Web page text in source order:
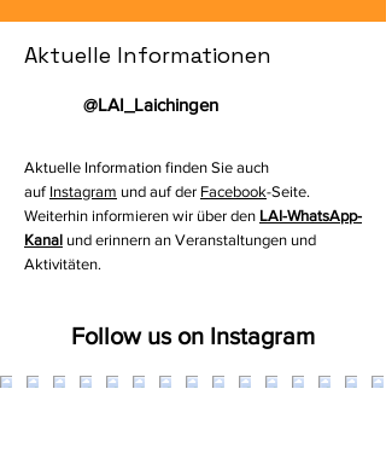
Aktuelle Informationen
@LAI_Laichingen
Aktuelle Information finden Sie auch
auf Instagram und auf der Facebook-Seite.
Weiterhin informieren wir über den LAI-WhatsApp-
Kanal und erinnern an Veranstaltungen und
Aktivitäten.
Follow us on Instagram